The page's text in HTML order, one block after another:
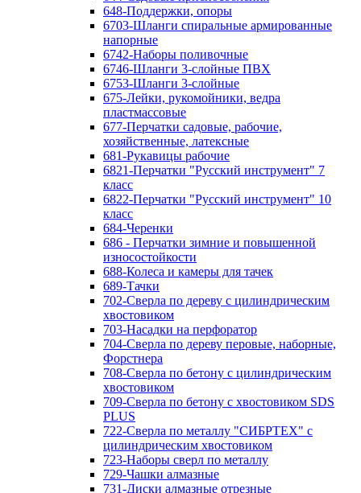
648-Поддержки, опоры
6703-Шланги спиральные армированные
напорные
6742-Наборы поливочные
6746-Шланги 3-слойные ПВХ
6753-Шланги 3-слойные
675-Лейки, рукомойники, ведра
пластмассовые
677-Перчатки садовые, рабочие,
хозяйственные, латексные
681-Рукавицы рабочие
6821-Перчатки "Русский инструмент" 7
класс
6822-Перчатки "Русский инструмент" 10
класс
684-Черенки
686 - Перчатки зимние и повышенной
износостойкости
688-Колеса и камеры для тачек
689-Тачки
702-Сверла по дереву с цилиндрическим
хвостовиком
703-Насадки на перфоратор
704-Сверла по дереву перовые, наборные,
Форстнера
708-Сверла по бетону с цилиндрическим
хвостовиком
709-Сверла по бетону с хвостовиком SDS
PLUS
722-Сверла по металлу "СИБРТЕХ" с
цилиндрическим хвостовиком
723-Наборы сверл по металлу
729-Чашки алмазные
731-Диски алмазные отрезные